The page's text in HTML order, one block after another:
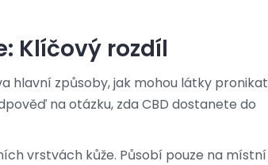
Klíčový rozdíl
hlavní způsoby, jak mohou látky pronikat
na otázku, zda CBD dostanete do
vrstvách kůže. Působí pouze na místní